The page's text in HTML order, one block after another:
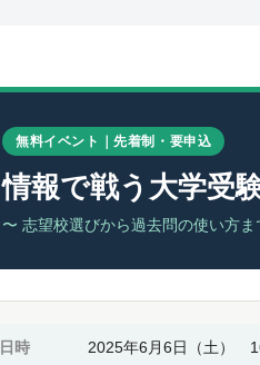
無料イベント｜先着制・要申込
情報で戦う大学受
〜 志望校選びから過去問の使い方ま
日時 2025年6月6日（土）